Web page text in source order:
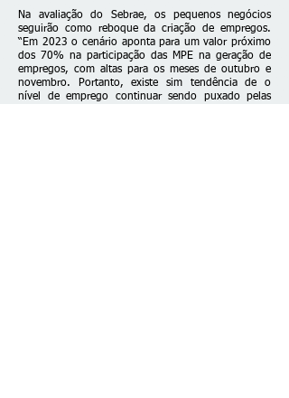
Na avaliação do Sebrae, os pequenos negócios
seguirão como reboque da criação de empregos.
“Em 2023 o cenário aponta para um valor próximo
dos 70% na participação das MPE na geração de
empregos, com altas para os meses de outubro e
novembro. Portanto, existe sim tendência de o
nível de emprego continuar sendo puxado pelas